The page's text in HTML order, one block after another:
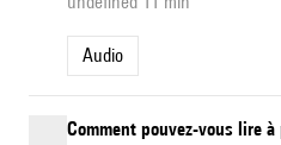
Audio
Comment pouvez-vous lire